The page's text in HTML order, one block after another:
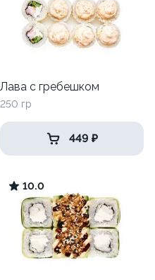
Лава с гребешком
250 гр
449 ₽
10.0